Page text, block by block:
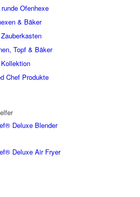
Ofenhexe
& Bäker
Topf & Bäker
Chef Produkte
Deluxe Blender
Deluxe Air Fryer